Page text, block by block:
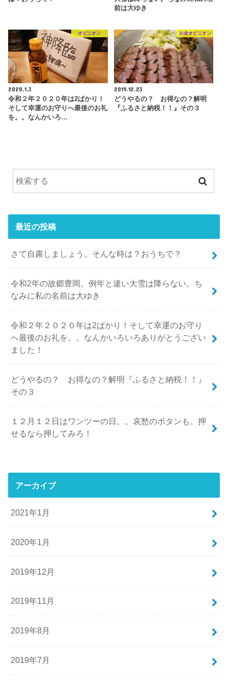
前は大ゆき
オピニオン
2020.1.3
令和２年２０２０年は2ばかり！
そして幸運のお守りへ最後のお礼
を。。なんかいろ…
お金オピニオン
2019.12.23
どうやるの？ お得なの？解明
『ふるさと納税！！』その３
最近の投稿
さて自粛しましょう。そんな時は？おうちで？
令和2年の故郷豊岡。例年と違い大雪は降らない。ち
なみに私の名前は大ゆき
令和２年２０２０年は2ばかり！そして幸運のお守り
へ最後のお礼を。。なんかいろいろありがとうござい
ました！
どうやるの？ お得なの？解明『ふるさと納税！！』
その３
１２月１２日はワンツーの日。。哀愁のボタンも。押
せるなら押してみろ！
アーカイブ
2021年1月
2020年1月
2019年12月
2019年11月
2019年8月
2019年7月